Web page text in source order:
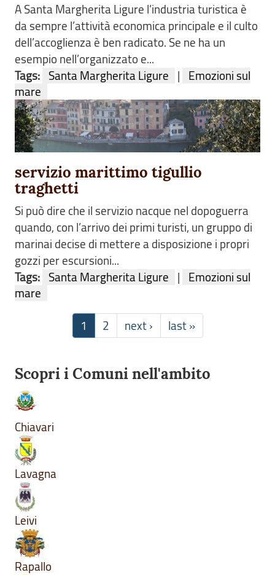
A Santa Margherita Ligure l’industria turistica è
da sempre l’attività economica principale e il culto
dell’accoglienza è ben radicato. Se ne ha un
esempio nell’organizzato e...
Tags: Santa Margherita Ligure |
Emozioni sul
mare
servizio marittimo tigullio
traghetti
Si può dire che il servizio nacque nel dopoguerra
quando, con l’arrivo dei primi turisti, un gruppo di
marinai decise di mettere a disposizione i propri
gozzi per escursioni...
Tags: Santa Margherita Ligure |
Emozioni sul
mare
1 2 next › last »
Scopri i Comuni nell'ambito
Chiavari
Lavagna
Leivi
Rapallo